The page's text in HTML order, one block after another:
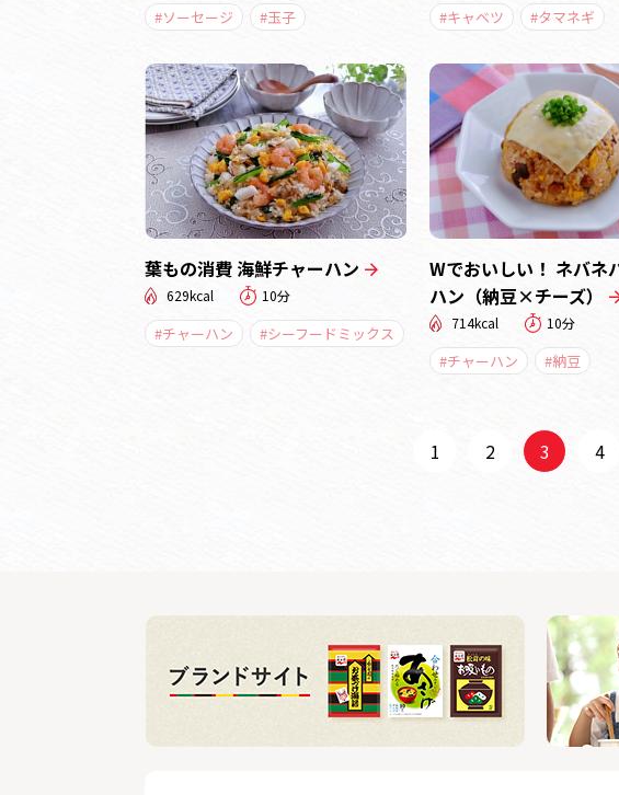
#ソーセージ #玉子 #キャベツ #タマネギ
葉もの消費 海鮮チャーハン
629kcal 10分
#チャーハン #シーフードミックス
Wでおいしい！ ネバネ
ハン（納豆×チーズ）
714kcal 10分
#チャーハン #納豆
1 2 3 4